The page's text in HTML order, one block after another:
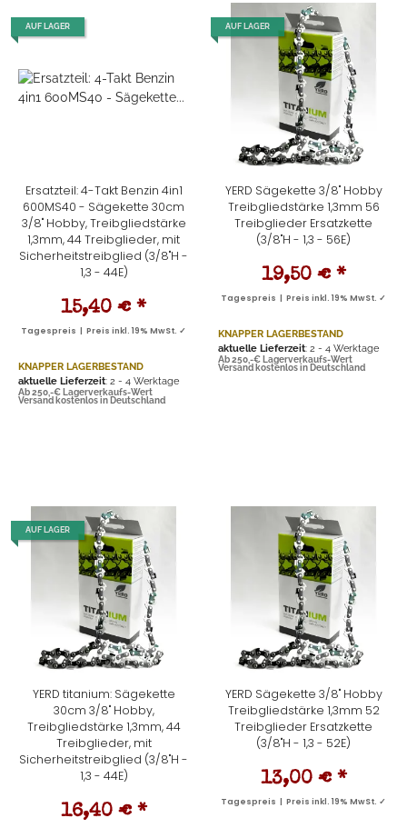
AUF LAGER
Ersatzteil: 4-Takt Benzin 4in1
600MS40 - Sägekette 30cm
3/8" Hobby, Treibgliedstärke
1,3mm, 44 Treibglieder, mit
Sicherheitstreibglied (3/8"H -
1,3 - 44E)
15,40 € *
Tagespreis | Preis inkl. 19% MwSt. ✓
KNAPPER LAGERBESTAND
aktuelle Lieferzeit: 2 - 4 Werktage
Ab 250,-€ Lagerverkaufs-Wert
Versand kostenlos in Deutschland
AUF LAGER
YERD Sägekette 3/8" Hobby
Treibgliedstärke 1,3mm 56
Treibglieder Ersatzkette
(3/8"H - 1,3 - 56E)
19,50 € *
Tagespreis | Preis inkl. 19% MwSt. ✓
KNAPPER LAGERBESTAND
aktuelle Lieferzeit: 2 - 4 Werktage
Ab 250,-€ Lagerverkaufs-Wert
Versand kostenlos in Deutschland
AUF LAGER
YERD titanium: Sägekette
30cm 3/8" Hobby,
Treibgliedstärke 1,3mm, 44
Treibglieder, mit
Sicherheitstreibglied (3/8"H -
1,3 - 44E)
16,40 € *
YERD Sägekette 3/8" Hobby
Treibgliedstärke 1,3mm 52
Treibglieder Ersatzkette
(3/8"H - 1,3 - 52E)
13,00 € *
Tagespreis | Preis inkl. 19% MwSt. ✓